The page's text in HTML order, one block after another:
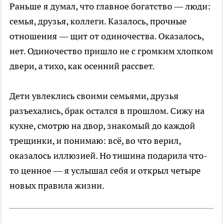
Раньше я думал, что главное богатство — люди:
семья, друзья, коллеги. Казалось, прочные
отношения — щит от одиночества. Оказалось,
нет. Одиночество пришло не с громким хлопком
двери, а тихо, как осенний рассвет.
Дети увлеклись своими семьями, друзья
разъехались, брак остался в прошлом. Сижу на
кухне, смотрю на двор, знакомый до каждой
трещинки, и понимаю: всё, во что верил,
оказалось иллюзией. Но тишина подарила что-
то ценное — я услышал себя и открыл четыре
новых правила жизни.